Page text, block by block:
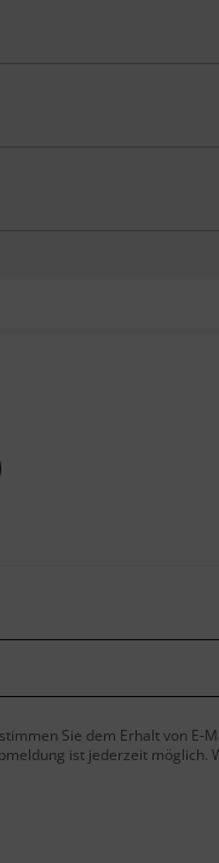
Sie dem Erhalt von
ist jederzeit möglich.